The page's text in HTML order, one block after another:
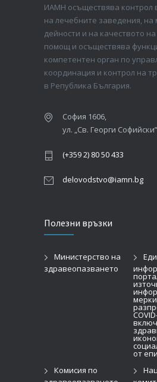
ИАМН осъществява контрол
на лечебните заведения, на
дейности и на качеството
помощ и осъществява
компетентен орган по
координация и контрол на
в Република България.
София 1606,
ул. „Св. Георги
(+359 2) 80 50 433
delovodstvo@iamn.bg
Полезни връзки
Министерство на
здравеопазването
от
Комисия по